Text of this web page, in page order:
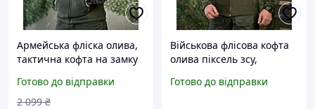
Армейська фліска олива,
тактична кофта на замку
кофта хакі S ethgh
Готово до відправки
2 099 ₴
Військова флісова кофта
олива піксель зсу,
флісова кофта щільна,
Готово до відправки